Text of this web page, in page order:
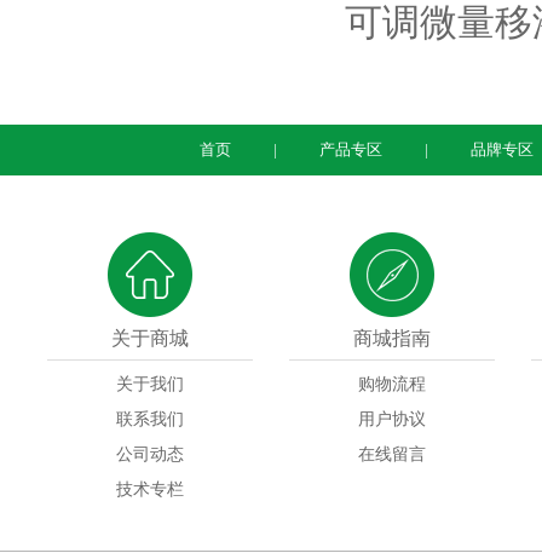
可调微量
首页 产品专区 品牌专区
关于商城
关于我们
联系我们
公司动态
技术专栏
商城指南
购物流程
用户协议
在线留言